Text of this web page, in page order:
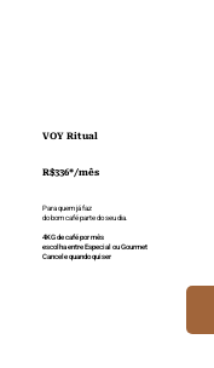
VOY Ritual
R$336*/mês
Para quem já faz
do bom café parte do seu dia.
4KG de café por mês
escolha entre Especial ou Gourmet
Cancele quando quiser